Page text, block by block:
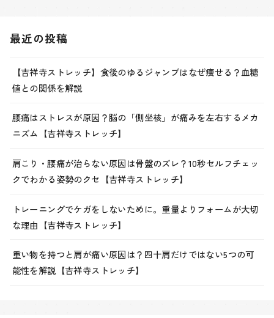
最近の投稿
【吉祥寺ストレッチ】食後のゆるジャンプはなぜ痩せる？血糖
値との関係を解説
腰痛はストレスが原因？脳の「側坐核」が痛みを左右するメカ
ニズム【吉祥寺ストレッチ】
肩こり・腰痛が治らない原因は骨盤のズレ？10秒セルフチェッ
クでわかる姿勢のクセ【吉祥寺ストレッチ】
トレーニングでケガをしないために。重量よりフォームが大切
な理由【吉祥寺ストレッチ】
重い物を持つと肩が痛い原因は？四十肩だけではない5つの可
能性を解説【吉祥寺ストレッチ】